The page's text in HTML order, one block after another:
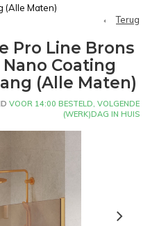
(Alle Maten)
Terug
Pro Line Brons
Coating
(Alle Maten)
VOOR 14:00 BESTELD, VOLGENDE
(WERK)DAG IN HUIS